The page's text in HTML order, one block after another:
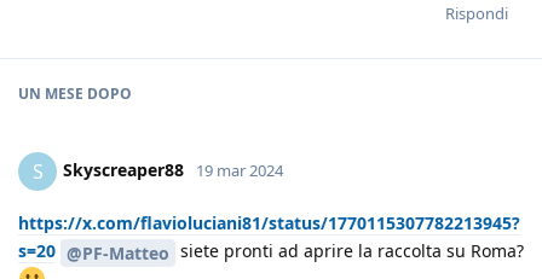
Rispondi
UN MESE DOPO
S Skyscreaper88 19 mar 2024
https://x.com/flavioluciani81/status/1770115307782213945?
s=20 @PF-Matteo siete pronti ad aprire la raccolta su Roma?